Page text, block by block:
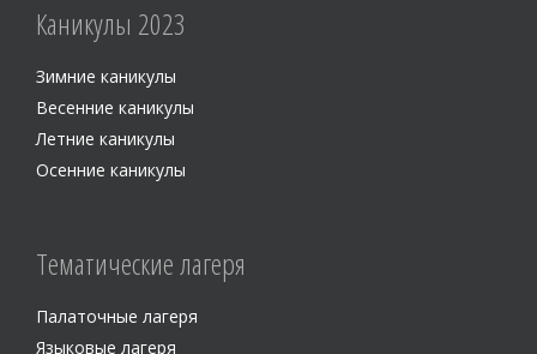
Каникулы 2023
Зимние каникулы
Весенние каникулы
Летние каникулы
Осенние каникулы
Тематические лагеря
Палаточные лагеря
Языковые лагеря